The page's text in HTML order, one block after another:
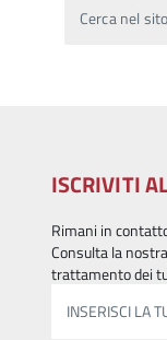
Cerca nel sito
ISCRIVITI
Rimani in
Consulta la
trattamento dei
INSERISCI LA